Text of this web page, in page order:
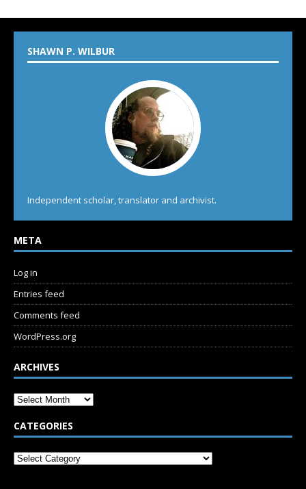
SHAWN P. WILBUR
Independent scholar, translator and archivist.
META
Log in
Entries feed
Comments feed
WordPress.org
ARCHIVES
CATEGORIES